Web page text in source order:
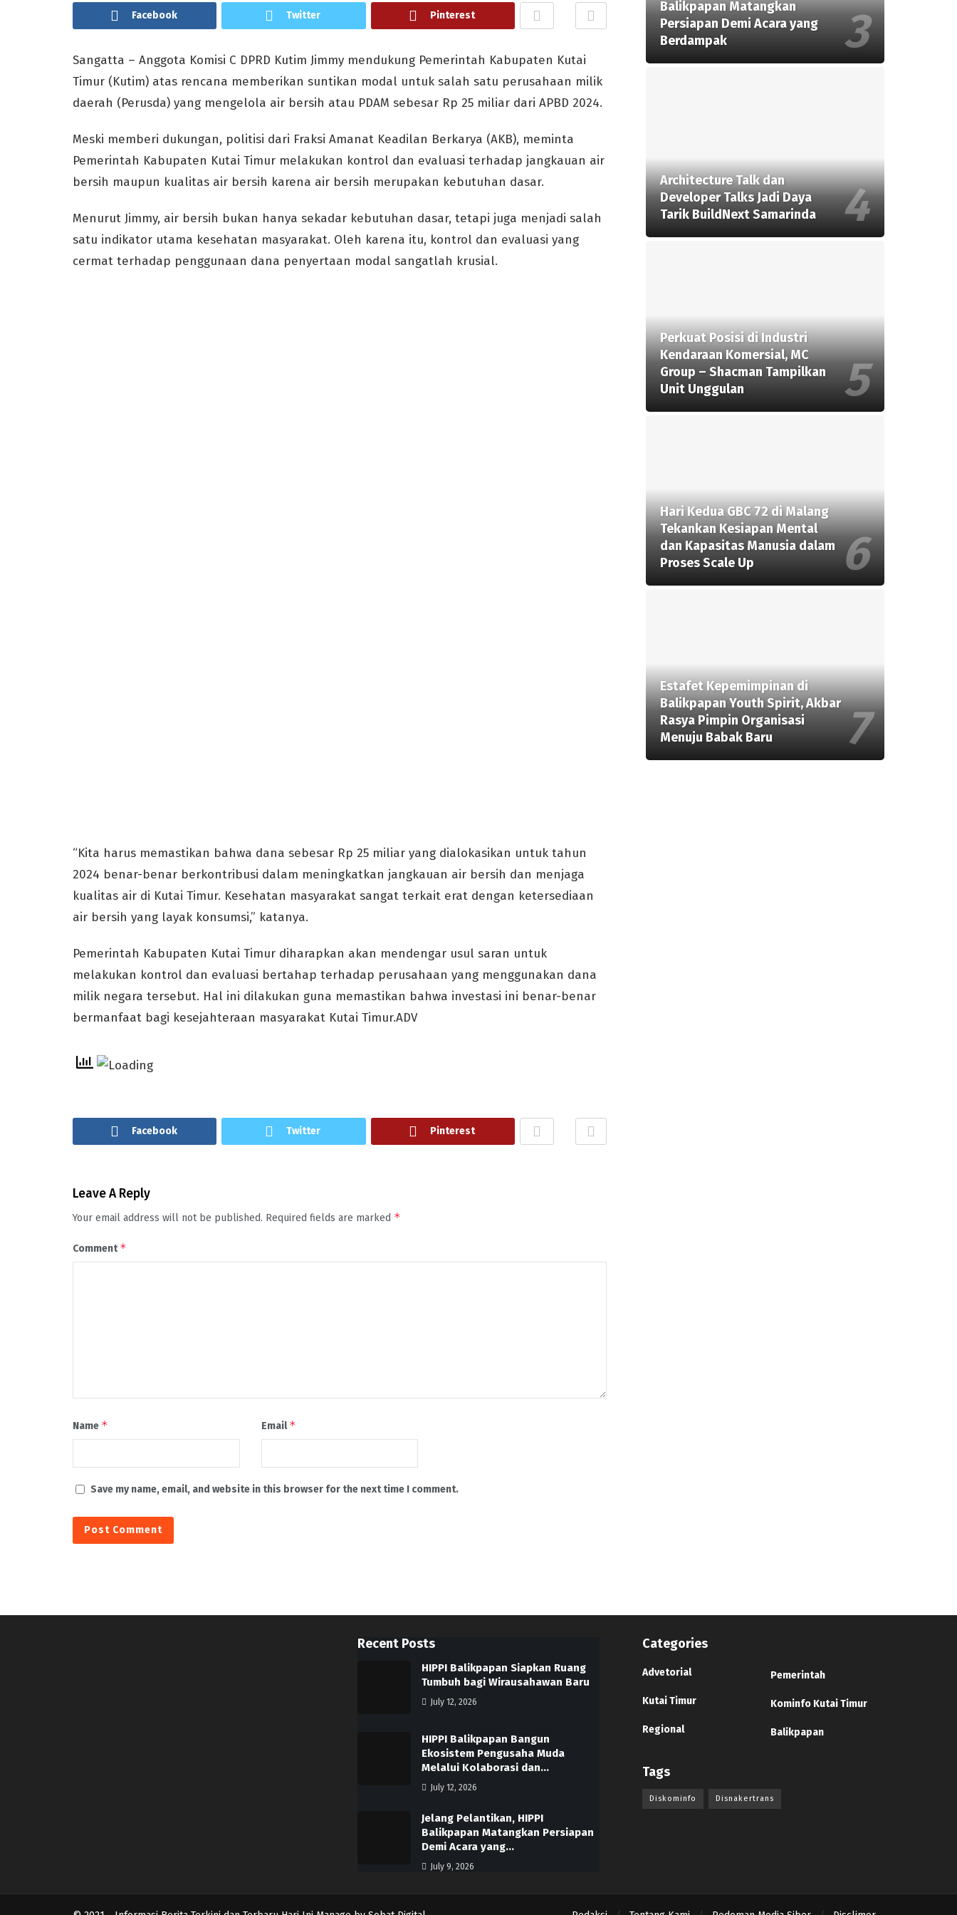
Facebook Twitter Pinterest
Sangatta – Anggota Komisi C DPRD Kutim Jimmy mendukung Pemerintah Kabupaten Kutai
Timur (Kutim) atas rencana memberikan suntikan modal untuk salah satu perusahaan milik
daerah (Perusda) yang mengelola air bersih atau PDAM sebesar Rp 25 miliar dari APBD 2024.
Meski memberi dukungan, politisi dari Fraksi Amanat Keadilan Berkarya (AKB), meminta
Pemerintah Kabupaten Kutai Timur melakukan kontrol dan evaluasi terhadap jangkauan air
bersih maupun kualitas air bersih karena air bersih merupakan kebutuhan dasar.
Menurut Jimmy, air bersih bukan hanya sekadar kebutuhan dasar, tetapi juga menjadi salah
satu indikator utama kesehatan masyarakat. Oleh karena itu, kontrol dan evaluasi yang
cermat terhadap penggunaan dana penyertaan modal sangatlah krusial.
“Kita harus memastikan bahwa dana sebesar Rp 25 miliar yang dialokasikan untuk tahun
2024 benar-benar berkontribusi dalam meningkatkan jangkauan air bersih dan menjaga
kualitas air di Kutai Timur. Kesehatan masyarakat sangat terkait erat dengan ketersediaan
air bersih yang layak konsumsi,” katanya.
Pemerintah Kabupaten Kutai Timur diharapkan akan mendengar usul saran untuk
melakukan kontrol dan evaluasi bertahap terhadap perusahaan yang menggunakan dana
milik negara tersebut. Hal ini dilakukan guna memastikan bahwa investasi ini benar-benar
bermanfaat bagi kesejahteraan masyarakat Kutai Timur.ADV
Facebook Twitter Pinterest
Leave A Reply
Your email address will not be published. Required fields are marked *
Comment*
Name * Email*
Save my name, email, and website in this browser for the next time I comment.
Balikpapan Matangkan
Persiapan Demi Acara yang
Berdampak
Architecture Talk dan
Developer Talks Jadi Daya
Tarik BuildNext Samarinda
Perkuat Posisi di Industri
Kendaraan Komersial, MC
Group – Shacman Tampilkan
Unit Unggulan
Hari Kedua GBC 72 di Malang
Tekankan Kesiapan Mental
dan Kapasitas Manusia dalam
Proses Scale Up
Estafet Kepemimpinan di
Balikpapan Youth Spirit, Akbar
Rasya Pimpin Organisasi
Menuju Babak Baru
Recent Posts
HIPPI Balikpapan Siapkan Ruang
Tumbuh bagi Wirausahawan Baru
July 12, 2026
HIPPI Balikpapan Bangun
Ekosistem Pengusaha Muda
Melalui Kolaborasi dan…
July 12, 2026
Jelang Pelantikan, HIPPI
Balikpapan Matangkan Persiapan
Demi Acara yang…
July 9, 2026
Categories
Advetorial
Kutai Timur
Regional
Pemerintah
Kominfo Kutai Timur
Balikpapan
Tags
Diskominfo Disnakertrans